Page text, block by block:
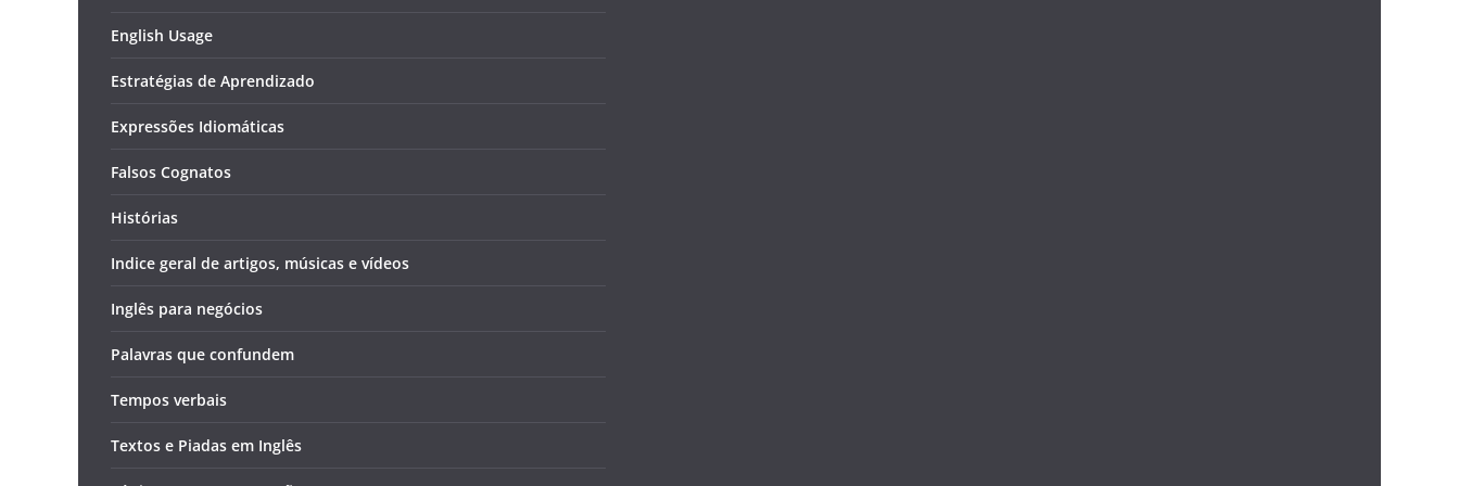
English Usage
Estratégias de Aprendizado
Expressões Idiomáticas
Falsos Cognatos
Histórias
Indice geral de artigos, músicas e vídeos
Inglês para negócios
Palavras que confundem
Tempos verbais
Textos e Piadas em Inglês